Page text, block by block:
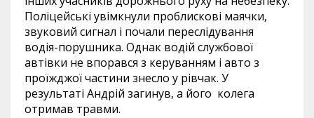
Поліцейські увімкнули проблискові маячки,
звуковий сигнал і почали переслідування
водія-порушника. Однак водій службової
автівки не впорався з керуванням і авто з
проїжджої частини знесло у рівчак. У
результаті Андрій загинув, а його колега
отримав травми.